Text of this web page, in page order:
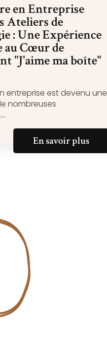
en Entreprise
Ateliers de
: Une Expérience
au Cœur de
"J'aime ma boîte"
entreprise est devenu une
nombreuses
En savoir plus